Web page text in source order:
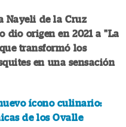
Nayeli de la Cruz
dio origen en 2021 a "La
transformó los
en una sensación
ícono culinario:
de los Ovalle